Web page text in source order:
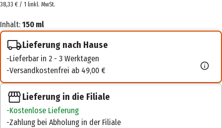
38,33 € / 1 linkl. MwSt.
Inhalt: 150 ml
Lieferung nach Hause
Lieferbar in 2 - 3 Werktagen
Versandkostenfrei ab 49,00 €
Lieferung in die Filiale
Kostenlose Lieferung
Zahlung bei Abholung in der Filiale